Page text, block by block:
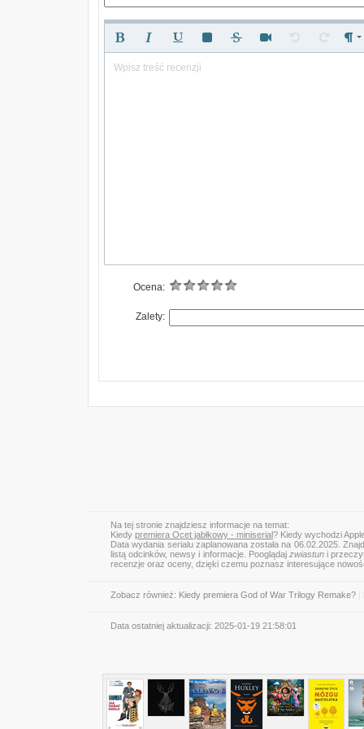
Wpisz treść recenzji
Ocena:
Zalety:
Na tej stronie znajdziesz informacje na temat:
Kiedy premiera Ocet jabłkowy - miniserial? Kiedy wychodzi
Data wydania serialu zaplanowana została na 06.02.2025.
listą odcinków, newsy i informacje. Pooglądaj zwiastuni
recenzje oraz oceny, dzięki czemu poznasz interesujące
Zobacz również: Kiedy premiera God of War Trilogy Remake?
Data ostatniej aktualizacji: 2025-01-19 21:58:01